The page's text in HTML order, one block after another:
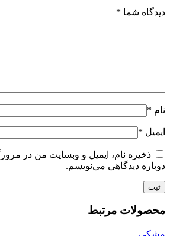
دیدگاه شما *
نام *
ایمیل *
ذخیره نام، ایمیل و وبسایت من در
دوباره دیدگاهی می‌نویسم.
محصولات مرتبط